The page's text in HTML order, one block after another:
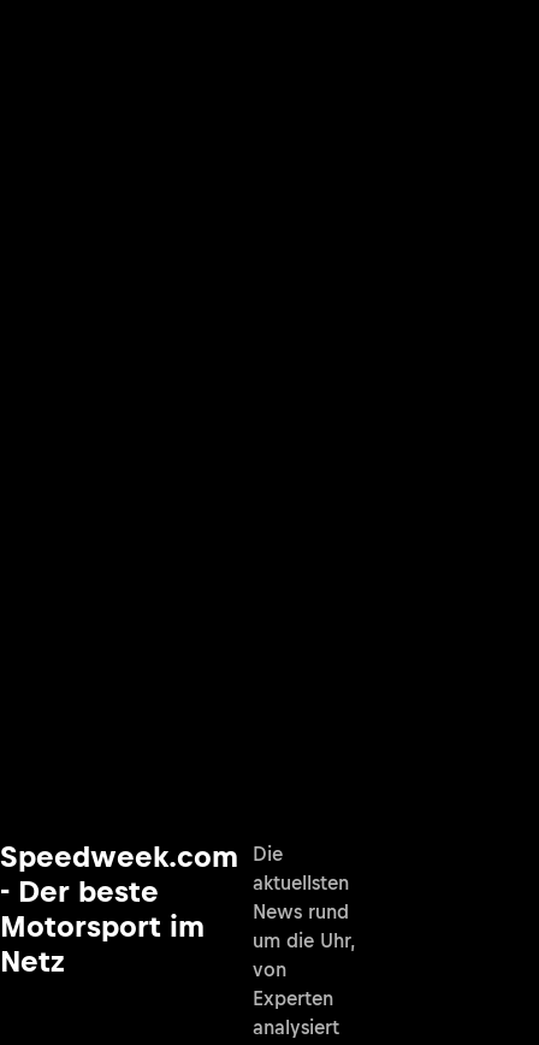
Speedweek.com
- Der beste
Motorsport im
Netz
Die
aktuellsten
News rund
um die Uhr,
von
Experten
analysiert